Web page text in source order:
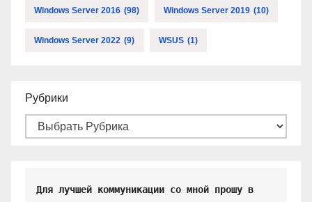
Windows Server 2016 (98) Windows Server 2019 (10)
Windows Server 2022 (9) WSUS (1)
Рубрики